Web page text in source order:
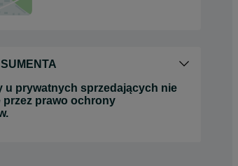
u prywatnych sprzedających nie
prawo ochrony